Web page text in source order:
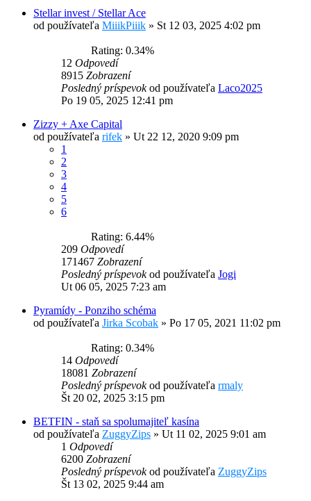
Stellar invest / Stellar Ace
od používateľa MiiikPiiik » St 12 03, 2025 4:02 pm
Rating: 0.34%
12 Odpovedí
8915 Zobrazení
Posledný príspevokod používateľa Laco2025
Po 19 05, 2025 12:41 pm
Zizzy + Axe Capital
od používateľa rifek » Ut 22 12, 2020 9:09 pm
1
2
3
4
5
6
Rating: 6.44%
209 Odpovedí
171467 Zobrazení
Posledný príspevokod používateľa Jogi
Ut 06 05, 2025 7:23 am
Pyramídy - Ponziho schéma
od používateľa Jirka Scobak » Po 17 05, 2021 11:02 pm
Rating: 0.34%
14 Odpovedí
18081 Zobrazení
Posledný príspevokod používateľa rmaly
Št 20 02, 2025 3:15 pm
BETFIN - staň sa spolumajiteľ kasína
od používateľa ZuggyZips » Ut 11 02, 2025 9:01 am
1 Odpovedí
6200 Zobrazení
Posledný príspevokod používateľa ZuggyZips
Št 13 02, 2025 9:44 am